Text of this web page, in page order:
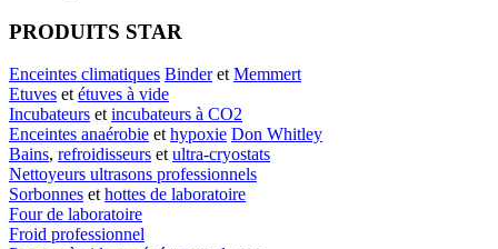
PRODUITS STAR
Enceintes climatiques BinderetMemmert
Etuves etétuves à vide
Incubateurs etincubateurs à CO2
Enceintes anaérobie ethypoxie Don Whitley
Bains, refroidisseurs etultra-cryostats
Nettoyeurs ultrasons professionnels
Sorbonnes ethottes de laboratoire
Four de laboratoire
Froid professionnel